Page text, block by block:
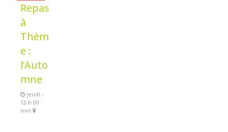
Repas
à
Thèm
e :
l’Auto
mne
jeudi -
12 h 00
min